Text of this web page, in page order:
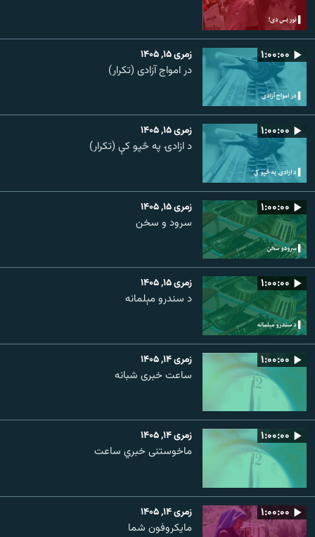
۱:۰۰:۰۰ زمری ۱۵, ۱۴۰۵
در امواج آزادی (تکرار)
۱:۰۰:۰۰ زمری ۱۵, ۱۴۰۵
د ازادۍ په څپو کې (تکرار)
۱:۰۰:۰۰ زمری ۱۵, ۱۴۰۵
سرود و سخن
۱:۰۰:۰۰ زمری ۱۵, ۱۴۰۵
د سندرو مېلمانه
۱:۰۰:۰۰ زمری ۱۴, ۱۴۰۵
ساعت خبری شبانه
۱:۰۰:۰۰ زمری ۱۴, ۱۴۰۵
ماخوستنی خبري ساعت
۱:۰۰:۰۰ زمری ۱۴, ۱۴۰۵
مایکروفون شما